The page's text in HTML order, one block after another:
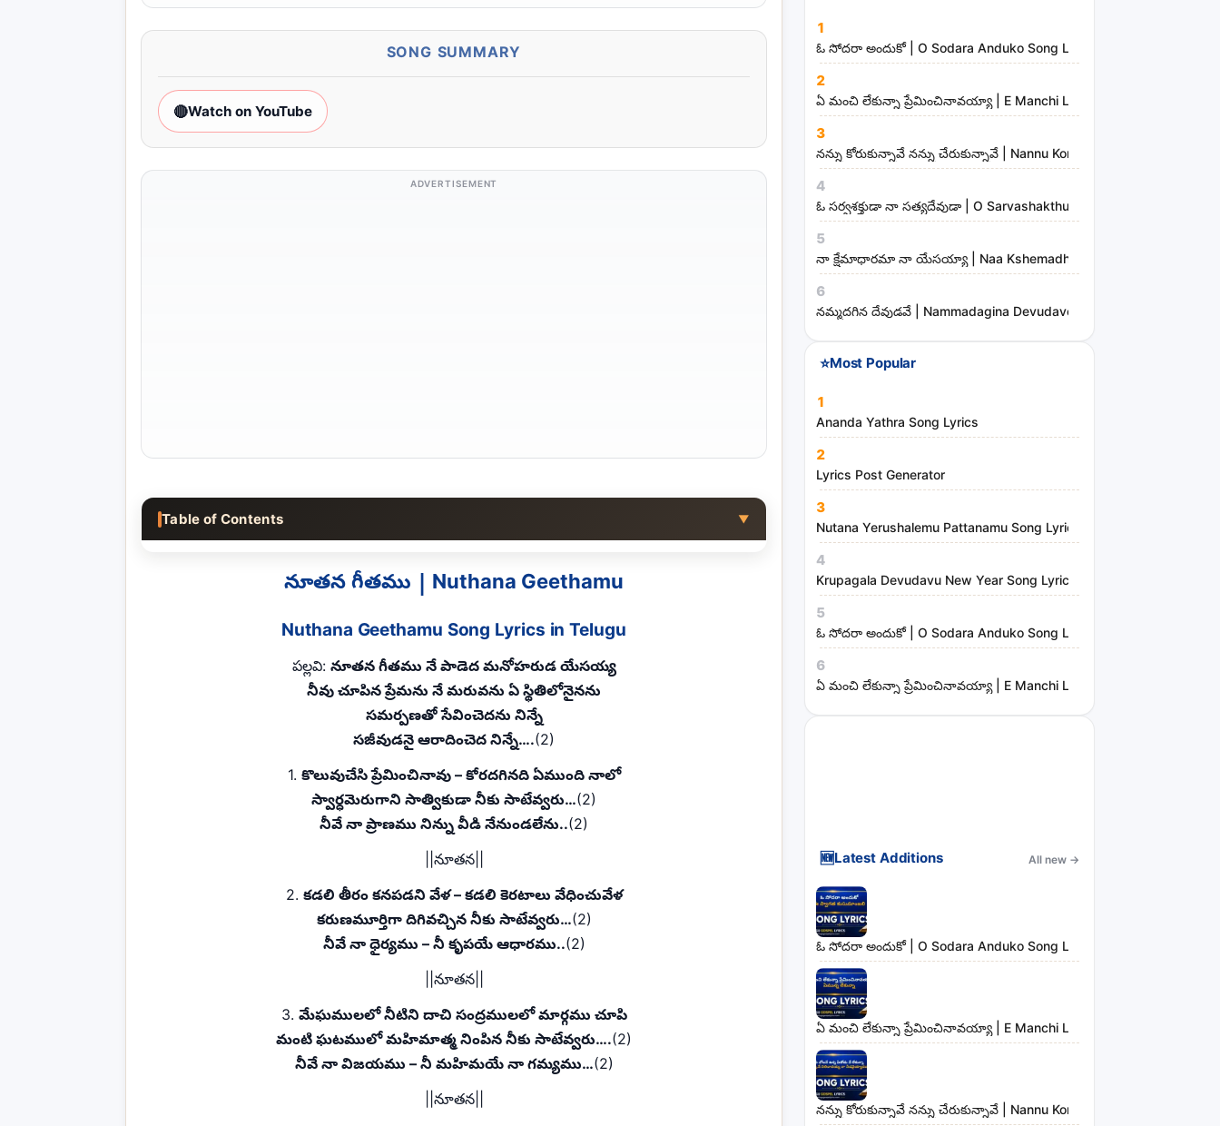
SONG SUMMARY
🔴Watch on YouTube
ADVERTISEMENT
Table of Contents ▼
నూతన గీతము | Nuthana Geethamu
Nuthana Geethamu Song Lyrics in Telugu
పల్లవి: నూతన గీతము నే పాడెద మనోహరుడ యేసయ్య
నీవు చూపిన ప్రేమను నే మరువను ఏ స్థితిలోనైనను
సమర్పణతో సేవించెదను నిన్నే
సజీవుడనై ఆరాదించెద నిన్నే….(2)
1. కొలువుచేసి ప్రేమించినావు – కోరదగినది ఏముంది నాలో
స్వార్ధమెరుగాని సాత్వికుడా నీకు సాటేవ్వరు…(2)
నీవే నా ప్రాణము నిన్ను వీడి నేనుండలేను..(2)
||నూతన||
2. కడలి తీరం కనపడని వేళ – కడలి కెరటాలు వేధించువేళ
కరుణమూర్తిగా దిగివచ్చిన నీకు సాటేవ్వరు…(2)
నీవే నా ధైర్యము – నీ కృపయే ఆధారము..(2)
||నూతన||
3. మేఘములలో నీటిని దాచి సంద్రములలో మార్గము చూపి
మంటి ఘటములో మహిమాత్మ నింపిన నీకు సాటేవ్వరు….(2)
నీవే నా విజయము – నీ మహిమయే నా గమ్యము…(2)
||నూతన||
n
d
m
i
n
i
s
t
e
s
1
ఓ సోదరా అందుకో | O Sodara Anduko Song Lyrics
2
ఏ మంచి లేకున్నా ప్రేమించినావయ్యా | E Manchi Lekunna
3
నన్ను కోరుకున్నావే నన్ను చేరుకున్నావే | Nannu Korukunnaave Nannu
4
ఓ సర్వశక్తుడా నా సత్యదేవుడా | O Sarvashakthudaa Naa Sathyadevudaa
5
నా క్షేమాధారమా నా యేసయ్యా | Naa Kshemadharama Naa Yesayya
6
నమ్మదగిన దేవుడవే | Nammadagina Devudave Song Lyrics
⭐Most Popular
1
Ananda Yathra Song Lyrics
2
Lyrics Post Generator
3
Nutana Yerushalemu Pattanamu Song Lyrics | Hosanna Ministries
4
Krupagala Devudavu New Year Song Lyrics
5
ఓ సోదరా అందుకో | O Sodara Anduko Song Lyrics
6
ఏ మంచి లేకున్నా ప్రేమించినావయ్యా | E Manchi Lekunna
🆕Latest Additions All new →
ఓ సోదరా అందుకో | O Sodara Anduko Song Lyrics
ఏ మంచి లేకున్నా ప్రేమించినావయ్యా | E Manchi Lekunna
నన్ను కోరుకున్నావే నన్ను చేరుకున్నావే | Nannu Korukunnaave Nannu